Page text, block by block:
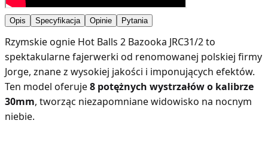
Opis Specyfikacja Opinie Pytania
Rzymskie ognie Hot Balls 2 Bazooka JRC31/2 to
spektakularne fajerwerki od renomowanej polskiej firmy
Jorge, znane z wysokiej jakości i imponujących efektów.
Ten model oferuje8 potężnych wystrzałów o kalibrze
30mm, tworząc niezapomniane widowisko na nocnym
niebie.